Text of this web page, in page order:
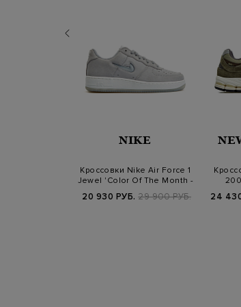
NIKE
Кроссовки Nike Air Force 1
Jewel 'Color Of The Month -
…
20 930 РУБ. 29 900 РУБ. 24